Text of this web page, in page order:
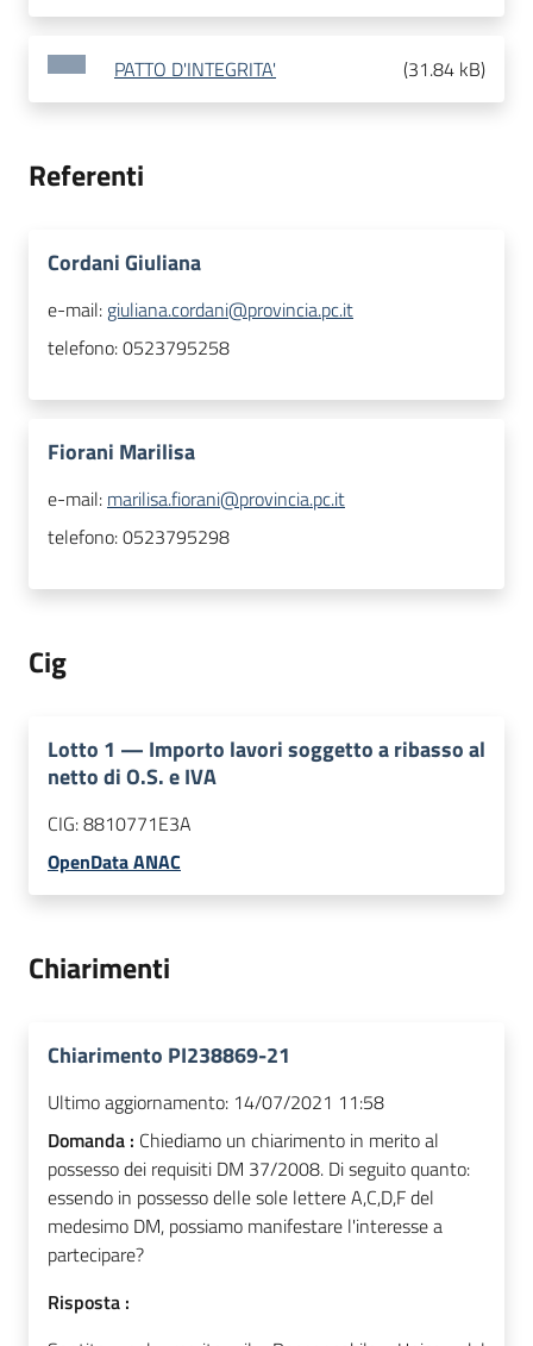
PATTO D'INTEGRITA' (31.84 kB)
Referenti
Cordani Giuliana
e-mail: giuliana.cordani@provincia.pc.it
telefono:0523795258
Fiorani Marilisa
e-mail: marilisa.fiorani@provincia.pc.it
telefono:0523795298
Cig
Lotto 1 — Importo lavori soggetto a ribasso al
netto di O.S. e IVA
CIG:8810771E3A
OpenData ANAC
Chiarimenti
Chiarimento PI238869-21
Ultimo aggiornamento: 14/07/2021 11:58
Domanda : Chiediamo un chiarimento in merito al
possesso dei requisiti DM 37/2008. Di seguito quanto:
essendo in possesso delle sole lettere A,C,D,F del
medesimo DM, possiamo manifestare l'interesse a
partecipare?
Risposta :